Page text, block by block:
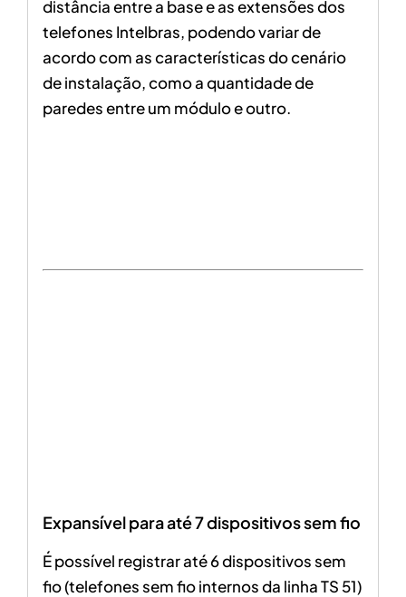
distância entre a base e as extensões dos
telefones Intelbras, podendo variar de
acordo com as características do cenário
de instalação, como a quantidade de
paredes entre um módulo e outro.
Expansível para até 7 dispositivos sem fio
É possível registrar até 6 dispositivos sem
fio(telefones sem fio internos da linha TS 51)